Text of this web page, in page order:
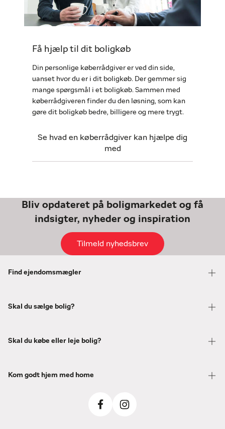
Få hjælp til dit boligkøb
Din personlige køberrådgiver er ved din side,
uanset hvor du er i dit boligkøb. Der gemmer sig
mange spørgsmål i et boligkøb. Sammen med
køberrådgiveren finder du den løsning, som kan
gøre dit boligkøb bedre, billigere og mere trygt.
Se hvad en køberrådgiver kan hjælpe dig
med
Bliv opdateret på boligmarkedet og få
indsigter, nyheder og inspiration
Tilmeld nyhedsbrev
Find ejendomsmægler
Skal du sælge bolig?
Skal du købe eller leje bolig?
Kom godt hjem med home